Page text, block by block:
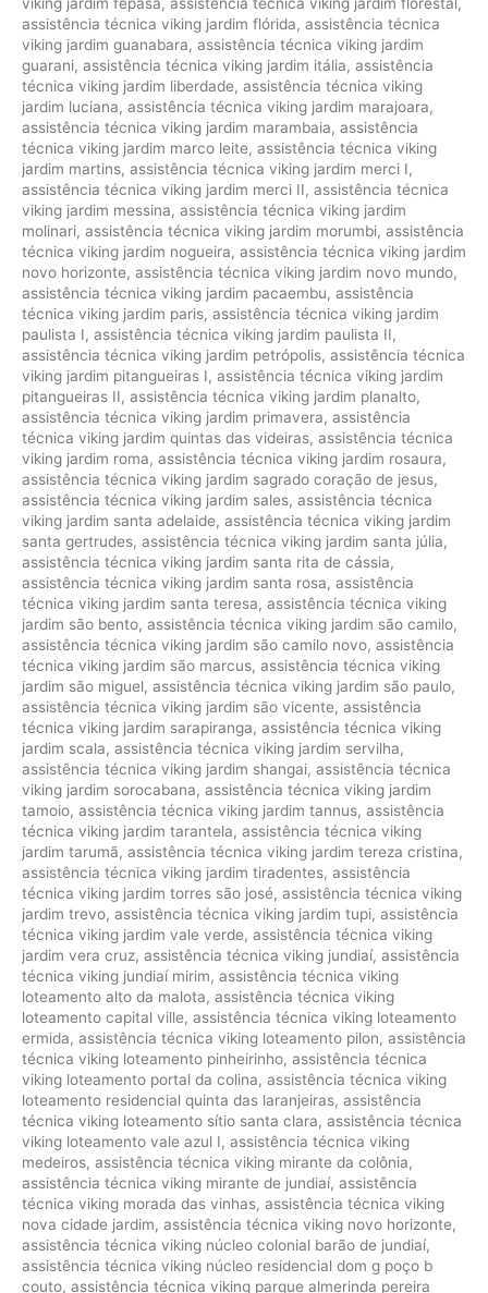
assistência técnica viking jardim flórida, assistência técnica
viking jardim guanabara, assistência técnica viking jardim
guarani, assistência técnica viking jardim itália, assistência
técnica viking jardim liberdade, assistência técnica viking
jardim luciana, assistência técnica viking jardim marajoara,
assistência técnica viking jardim marambaia, assistência
técnica viking jardim marco leite, assistência técnica viking
jardim martins, assistência técnica viking jardim merci I,
assistência técnica viking jardim merci II, assistência técnica
viking jardim messina, assistência técnica viking jardim
molinari, assistência técnica viking jardim morumbi, assistência
técnica viking jardim nogueira, assistência técnica viking jardim
novo horizonte, assistência técnica viking jardim novo mundo,
assistência técnica viking jardim pacaembu, assistência
técnica viking jardim paris, assistência técnica viking jardim
paulista I, assistência técnica viking jardim paulista II,
assistência técnica viking jardim petrópolis, assistência técnica
viking jardim pitangueiras I, assistência técnica viking jardim
pitangueiras II, assistência técnica viking jardim planalto,
assistência técnica viking jardim primavera, assistência
técnica viking jardim quintas das videiras, assistência técnica
viking jardim roma, assistência técnica viking jardim rosaura,
assistência técnica viking jardim sagrado coração de jesus,
assistência técnica viking jardim sales, assistência técnica
viking jardim santa adelaide, assistência técnica viking jardim
santa gertrudes, assistência técnica viking jardim santa júlia,
assistência técnica viking jardim santa rita de cássia,
assistência técnica viking jardim santa rosa, assistência
técnica viking jardim santa teresa, assistência técnica viking
jardim são bento, assistência técnica viking jardim são camilo,
assistência técnica viking jardim são camilo novo, assistência
técnica viking jardim são marcus, assistência técnica viking
jardim são miguel, assistência técnica viking jardim são paulo,
assistência técnica viking jardim são vicente, assistência
técnica viking jardim sarapiranga, assistência técnica viking
jardim scala, assistência técnica viking jardim servilha,
assistência técnica viking jardim shangai, assistência técnica
viking jardim sorocabana, assistência técnica viking jardim
tamoio, assistência técnica viking jardim tannus, assistência
técnica viking jardim tarantela, assistência técnica viking
jardim tarumã, assistência técnica viking jardim tereza cristina,
assistência técnica viking jardim tiradentes, assistência
técnica viking jardim torres são josé, assistência técnica viking
jardim trevo, assistência técnica viking jardim tupi, assistência
técnica viking jardim vale verde, assistência técnica viking
jardim vera cruz, assistência técnica viking jundiaí, assistência
técnica viking jundiaí mirim, assistência técnica viking
loteamento alto da malota, assistência técnica viking
loteamento capital ville, assistência técnica viking loteamento
ermida, assistência técnica viking loteamento pilon, assistência
técnica viking loteamento pinheirinho, assistência técnica
viking loteamento portal da colina, assistência técnica viking
loteamento residencial quinta das laranjeiras, assistência
técnica viking loteamento sítio santa clara, assistência técnica
viking loteamento vale azul I, assistência técnica viking
medeiros, assistência técnica viking mirante da colônia,
assistência técnica viking mirante de jundiaí, assistência
técnica viking morada das vinhas, assistência técnica viking
nova cidade jardim, assistência técnica viking novo horizonte,
assistência técnica viking núcleo colonial barão de jundiaí,
assistência técnica viking núcleo residencial dom g poço b
couto, assistência técnica viking parque almerinda pereira